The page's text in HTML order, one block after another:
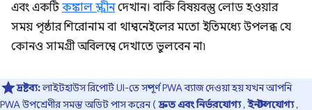
এবং একটিকঙ্কাল স্ক্রীনদেখান। বাকি বিষয়বস্তু লোড হওয়ার
সময় পৃষ্ঠার শিরোনাম বা থাম্বনেইলের মতো ইতিমধ্যে উপলব্ধ যে
কোনও সামগ্রী অবিলম্বে দেখাতে ভুলবেন না৷
দ্রষ্টব্য:লাইটহাউস রিপোর্ট UI-তে সম্পূর্ণ PWA ব্যাজ দেওয়া হয় যখন আপনি
PWA উপশ্রেণীর সমস্ত অডিট পাস করেন (দ্রুত এবং নির্ভরযোগ্য,ইনস্টলযোগ্য,